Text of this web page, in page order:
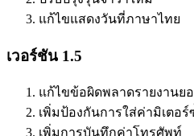
แก้ไขแสดงวันที่ภาษาไทย
เวอร์ชัน 1.5
แก้ไขข้อผิดพลาดรายงานย
เพิ่มป้องกันการใส่ค่ามิเตอร์
เพิ่มการบันทึกค่าโทรศัพท์